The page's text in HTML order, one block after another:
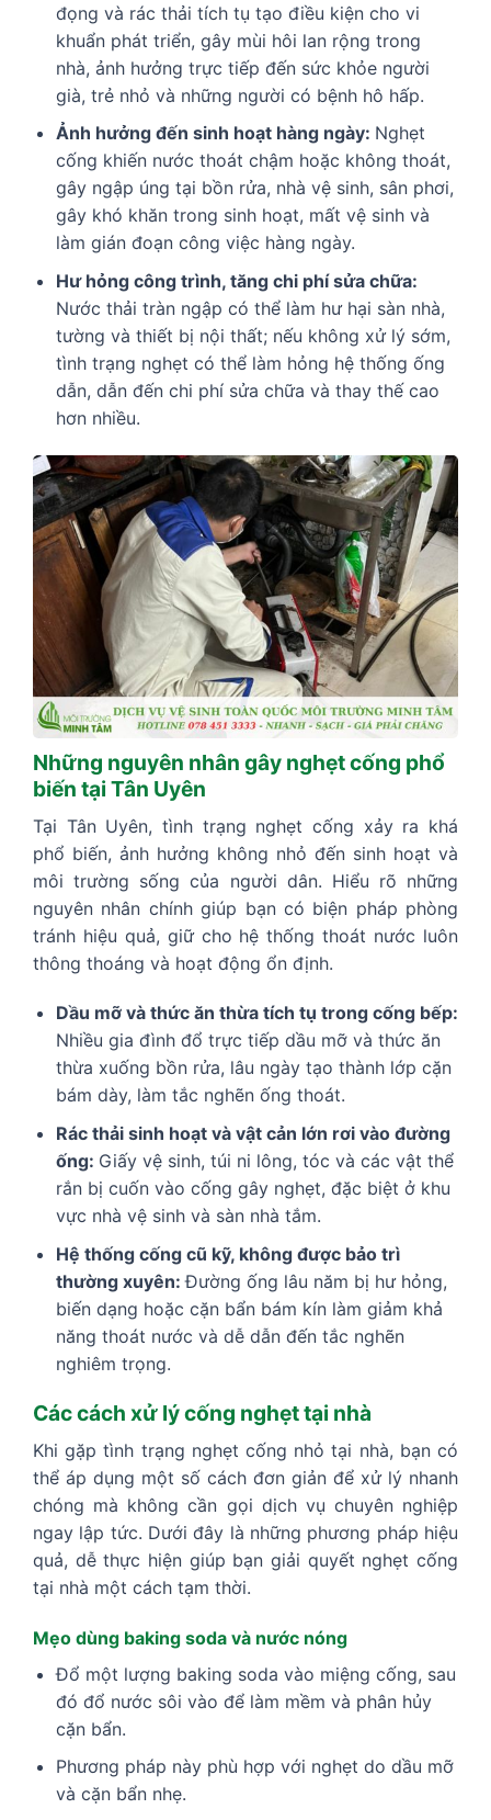
đọng và rác thải tích tụ tạo điều kiện cho vi
khuẩn phát triển, gây mùi hôi lan rộng trong
nhà, ảnh hưởng trực tiếp đến sức khỏe người
già, trẻ nhỏ và những người có bệnh hô hấp.
Ảnh hưởng đến sinh hoạt hàng ngày: Nghẹt
cống khiến nước thoát chậm hoặc không thoát,
gây ngập úng tại bồn rửa, nhà vệ sinh, sân phơi,
gây khó khăn trong sinh hoạt, mất vệ sinh và
làm gián đoạn công việc hàng ngày.
Hư hỏng công trình, tăng chi phí sửa chữa:
Nước thải tràn ngập có thể làm hư hại sàn nhà,
tường và thiết bị nội thất; nếu không xử lý sớm,
tình trạng nghẹt có thể làm hỏng hệ thống ống
dẫn, dẫn đến chi phí sửa chữa và thay thế cao
hơn nhiều.
Những nguyên nhân gây nghẹt cống phổ
biến tại Tân Uyên
Tại Tân Uyên, tình trạng nghẹt cống xảy ra khá
phổ biến, ảnh hưởng không nhỏ đến sinh hoạt và
môi trường sống của người dân. Hiểu rõ những
nguyên nhân chính giúp bạn có biện pháp phòng
tránh hiệu quả, giữ cho hệ thống thoát nước luôn
thông thoáng và hoạt động ổn định.
Dầu mỡ và thức ăn thừa tích tụ trong cống bếp:
Nhiều gia đình đổ trực tiếp dầu mỡ và thức ăn
thừa xuống bồn rửa, lâu ngày tạo thành lớp cặn
bám dày, làm tắc nghẽn ống thoát.
Rác thải sinh hoạt và vật cản lớn rơi vào đường
ống: Giấy vệ sinh, túi ni lông, tóc và các vật thể
rắn bị cuốn vào cống gây nghẹt, đặc biệt ở khu
vực nhà vệ sinh và sàn nhà tắm.
Hệ thống cống cũ kỹ, không được bảo trì
thường xuyên:Đường ống lâu năm bị hư hỏng,
biến dạng hoặc cặn bẩn bám kín làm giảm khả
năng thoát nước và dễ dẫn đến tắc nghẽn
nghiêm trọng.
Các cách xử lý cống nghẹt tại nhà
Khi gặp tình trạng nghẹt cống nhỏ tại nhà, bạn có
thể áp dụng một số cách đơn giản để xử lý nhanh
chóng mà không cần gọi dịch vụ chuyên nghiệp
ngay lập tức. Dưới đây là những phương pháp hiệu
quả, dễ thực hiện giúp bạn giải quyết nghẹt cống
tại nhà một cách tạm thời.
Mẹo dùng baking soda và nước nóng
Đổ một lượng baking soda vào miệng cống, sau
đó đổ nước sôi vào để làm mềm và phân hủy
cặn bẩn.
Phương pháp này phù hợp với nghẹt do dầu mỡ
và cặn bẩn nhẹ.